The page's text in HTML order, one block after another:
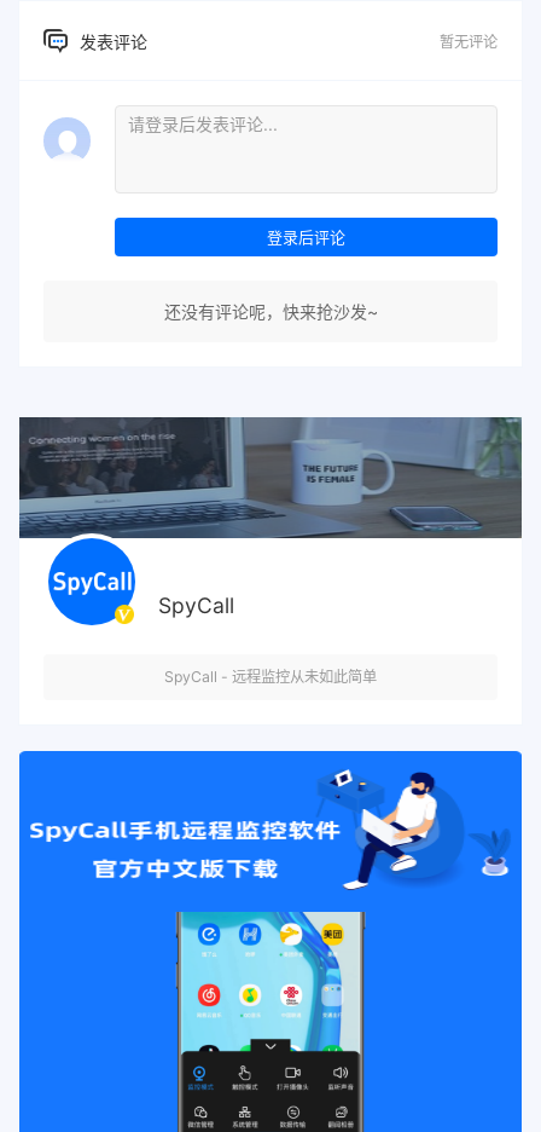
发表评论 暂无评论
登录后评论
还没有评论呢，快来抢沙发~
SpyCall
SpyCall - 远程监控从未如此简单